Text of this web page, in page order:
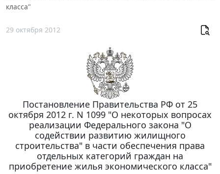
класса"
29 октября 2012
Постановление Правительства РФ от 25
октября 2012 г. N 1099 "О некоторых вопросах
реализации Федерального закона "О
содействии развитию жилищного
строительства" в части обеспечения права
отдельных категорий граждан на
приобретение жилья экономического класса"